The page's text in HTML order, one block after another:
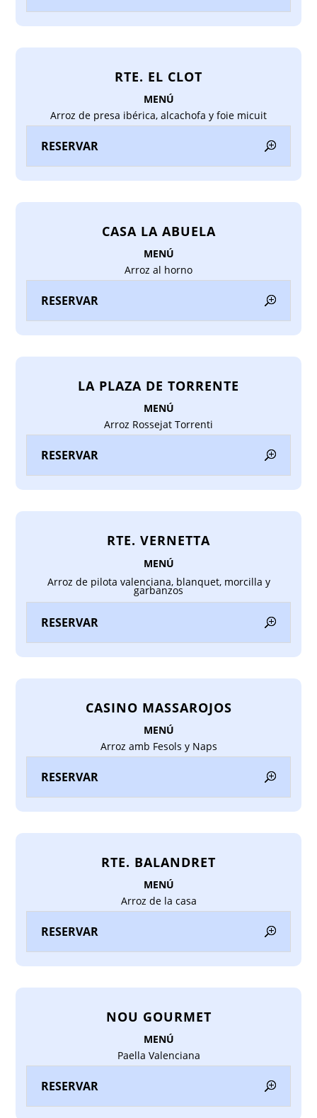
RTE. EL CLOT
MENÚ
Arroz de presa ibérica, alcachofa y foie micuit
RESERVAR
CASA LA ABUELA
MENÚ
Arroz al horno
RESERVAR
LA PLAZA DE TORRENTE
MENÚ
Arroz Rossejat Torrenti
RESERVAR
RTE. VERNETTA
MENÚ
Arroz de pilota valenciana, blanquet, morcilla y
garbanzos
RESERVAR
CASINO MASSAROJOS
MENÚ
Arroz amb Fesols y Naps
RESERVAR
RTE. BALANDRET
MENÚ
Arroz de la casa
RESERVAR
NOU GOURMET
MENÚ
Paella Valenciana
RESERVAR